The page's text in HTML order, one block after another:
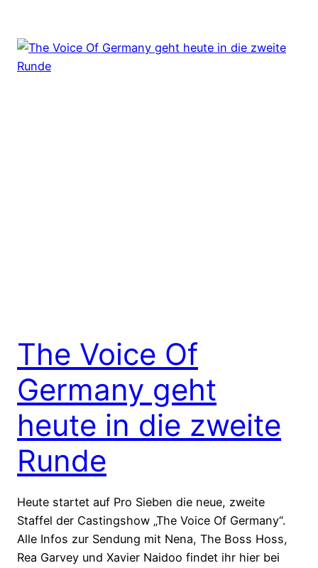
The Voice Of
Germany geht
heute in die zweite
Runde
Heute startet auf Pro Sieben die neue, zweite
Staffel der Castingshow „The Voice Of Germany“.
Alle Infos zur Sendung mit Nena, The Boss Hoss,
Rea Garvey und Xavier Naidoo findet ihr hier bei